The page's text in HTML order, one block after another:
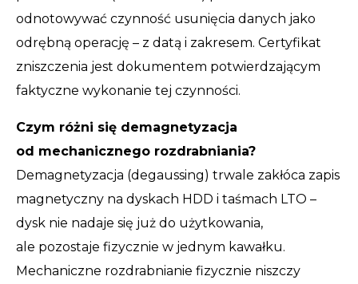
odnotowywać czynność usunięcia danych jako
odrębną operację – z datą i zakresem. Certyfikat
zniszczenia jest dokumentem potwierdzającym
faktyczne wykonanie tej czynności.
Czym różni się demagnetyzacja
od mechanicznego rozdrabniania?
Demagnetyzacja (degaussing) trwale zakłóca zapis
magnetyczny na dyskach HDD i taśmach LTO –
dysk nie nadaje się już do użytkowania,
ale pozostaje fizycznie w jednym kawałku.
Mechaniczne rozdrabnianie fizycznie niszczy